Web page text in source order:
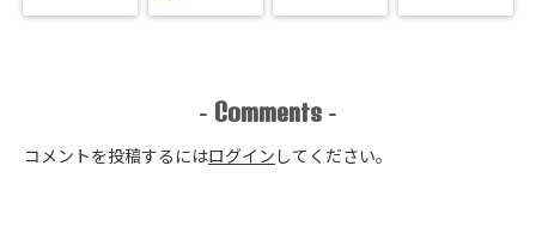
- Comments -
コメントを投稿するには ログイン してください。